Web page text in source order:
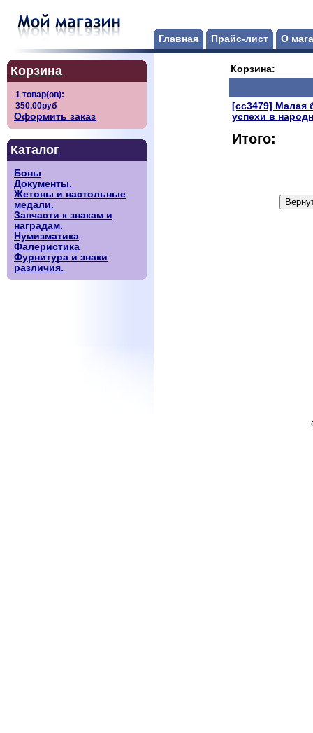
Главная Прайс-лист О
Корзина
Оформить заказ
Каталог
Боны
Документы.
Жетоны и настольные
медали.
Запчасти к знакам и
наградам.
Нумизматика
Фалеристика
Фурнитура и знаки
различия.
Корзина:
[сс3479] Малая
успехи в
Итого: